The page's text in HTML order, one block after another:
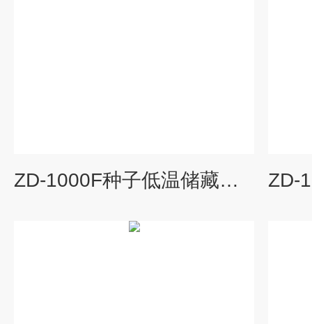
ZD-1000F种子低温储藏柜价格